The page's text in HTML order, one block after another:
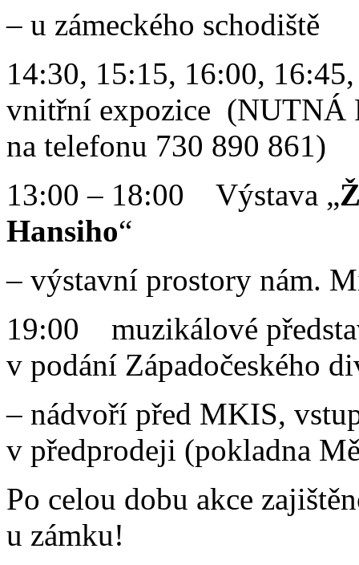
– u zámeckého schodiště
14:30, 15:15, 16:00,
vnitřní expozice (NUTNÁ
na telefonu 730 890 861)
13:00 – 18:00 Výstava „
Hansiho“
– výstavní prostory nám.
19:00 muzikálové
v podání Západočeského
– nádvoří před MKIS,
v předprodeji (pokladna
Po celou dobu akce
u zámku!